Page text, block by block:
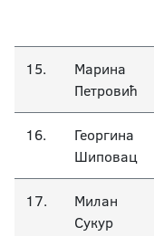
15.
Марина
Петровић
16.
Георгина
Шиповац
17.
Милан
Сукур